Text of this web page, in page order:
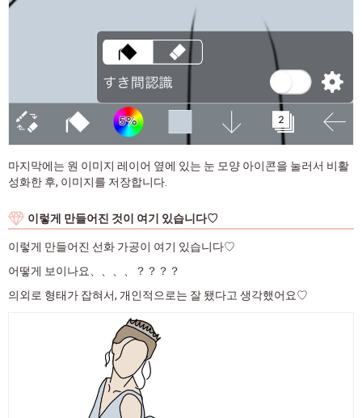
마지막에는 원 이미지 레이어 옆에 있는 눈 모양 아이콘을 눌러서 비활
성화한 후, 이미지를 저장합니다.
이렇게 만들어진 것이 여기 있습니다♡
이렇게 만들어진 선화 가공이 여기 있습니다♡
어떻게 보이나요、、、、？？？？
의외로 형태가 잡혀서, 개인적으로는 잘 됐다고 생각했어요♡